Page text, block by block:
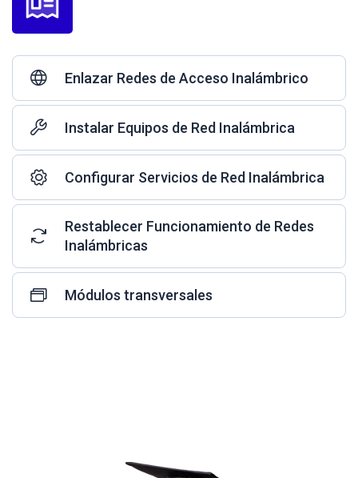
Enlazar Redes de Acceso Inalámbrico
Instalar Equipos de Red Inalámbrica
Configurar Servicios de Red Inalámbrica
Restablecer Funcionamiento de Redes
Inalámbricas
Módulos transversales